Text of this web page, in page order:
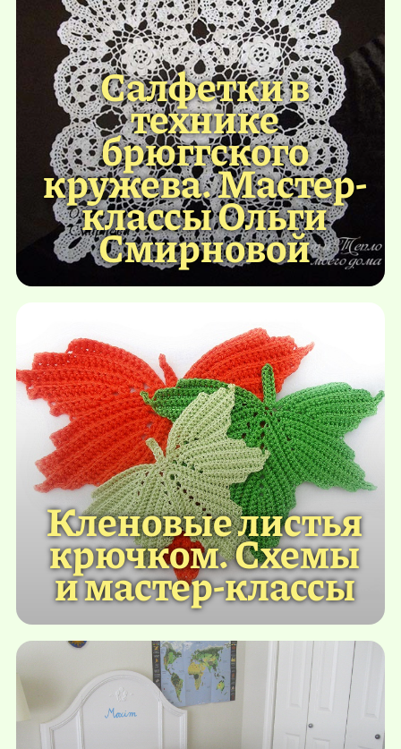
Салфетки в
технике
брюггского
кружева. Мастер-
классы Ольги
Смирновой
Кленовые листья
крючком. Схемы
и мастер-классы